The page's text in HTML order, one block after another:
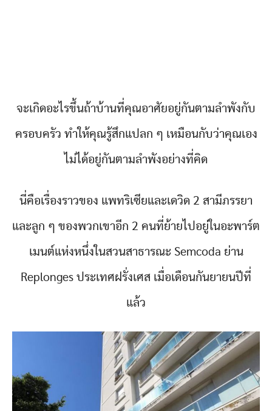
จะเกิดอะไรขึ้นถ้าบ้านที่คุณอาศัยอยู่กันตามลำพังกับ
ครอบครัว ทำให้คุณรู้สึกแปลก ๆ เหมือนกับว่าคุณเอง
ไม่ได้อยู่กันตามลำพังอย่างที่คิด
นี่คือเรื่องราวของ แพทริเซียและเดวิด 2 สามีภรรยา
และลูก ๆ ของพวกเขาอีก 2 คนที่ย้ายไปอยู่ในอะพาร์ต
เมนต์แห่งหนึ่งในสวนสาธารณะ Semcoda ย่าน
Replonges ประเทศฝรั่งเศส เมื่อเดือนกันยายนปีที่
แล้ว